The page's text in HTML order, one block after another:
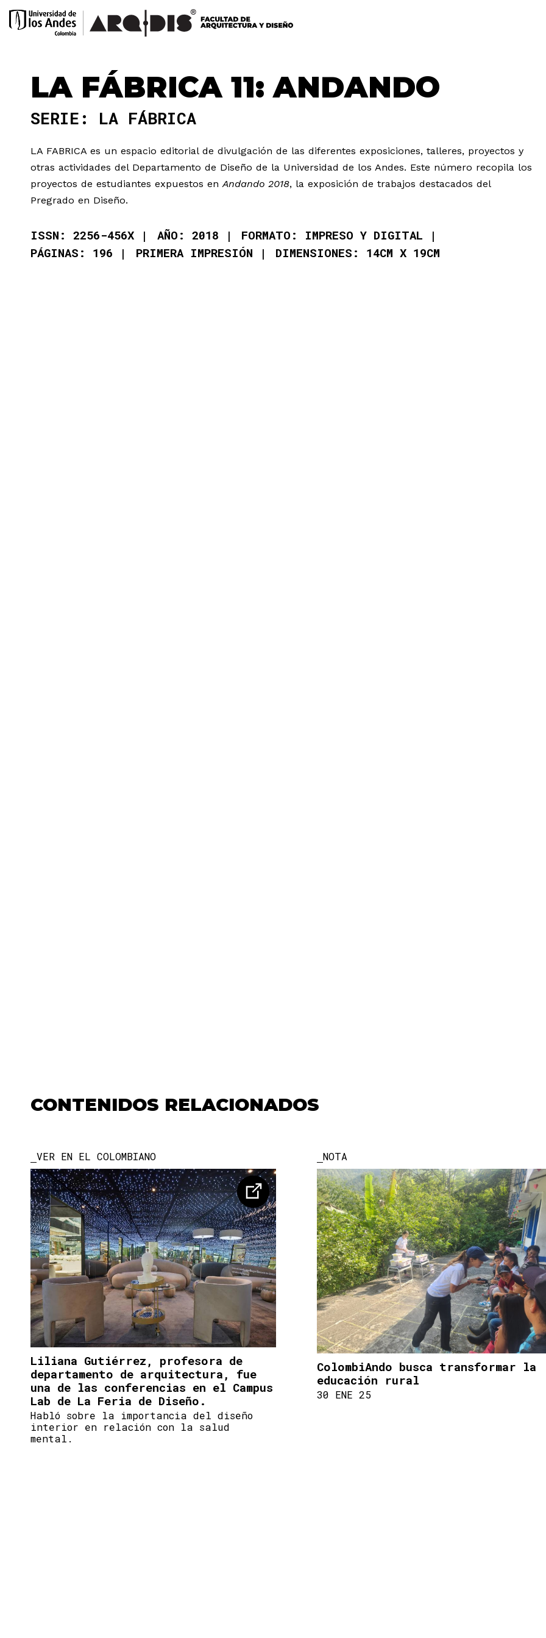
LA FÁBRICA 11: ANDANDO
SERIE: LA FÁBRICA
LA FABRICA es un espacio editorial de divulgación de las diferentes exposiciones, talleres, proyectos y
otras actividades del Departamento de Diseño de la Universidad de los Andes. Este número recopila los
proyectos de estudiantes expuestos enAndando 2018, la exposición de trabajos destacados del
Pregrado en Diseño.
ISSN: 2256-456X AÑO: 2018
FORMATO: IMPRESO Y DIGITAL
PÁGINAS: 196
PRIMERA IMPRESIÓN DIMENSIONES: 14CM X 19CM
CONTENIDOS RELACIONADOS
VER EN EL COLOMBIANO
Liliana Gutiérrez, profesora de
departamento de arquitectura, fue
una de las conferencias en el Campus
Lab de La Feria de Diseño.
Habló sobre la importancia del diseño
interior en relación con la salud
mental.
NOTA
ColombiAndo busca transformar la
educación rural
30 ENE 25